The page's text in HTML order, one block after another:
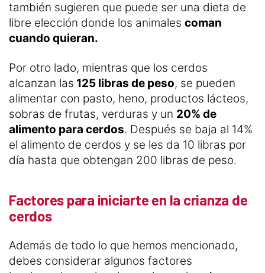
también sugieren que puede ser una dieta de
libre elección donde los animales coman
cuando quieran.
Por otro lado, mientras que los cerdos
alcanzan las 125 libras de peso, se pueden
alimentar con pasto, heno, productos lácteos,
sobras de frutas, verduras y un 20% de
alimento para cerdos. Después se baja al 14%
el alimento de cerdos y se les da 10 libras por
día hasta que obtengan 200 libras de peso.
Factores para iniciarte en la crianza de
cerdos
Además de todo lo que hemos mencionado,
debes considerar algunos factores